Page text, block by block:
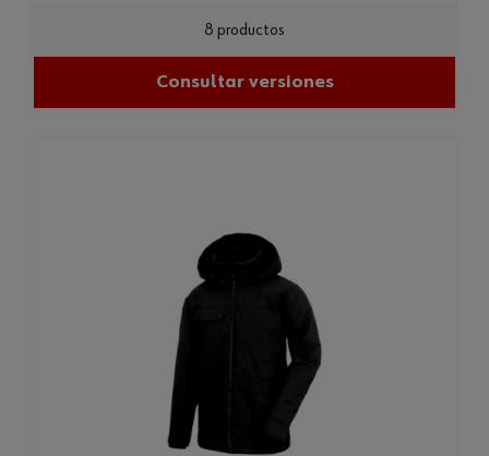
8 productos
Consultar versiones